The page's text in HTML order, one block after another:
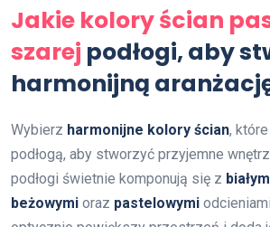
Jakie kolory ścian
szarej podłogi, aby
harmonijną
Wybierz harmonijne kolory ścian,
podłogą, aby stworzyć przyjemne
podłogi świetnie komponują się z
beżowymi oraz pastelowymi